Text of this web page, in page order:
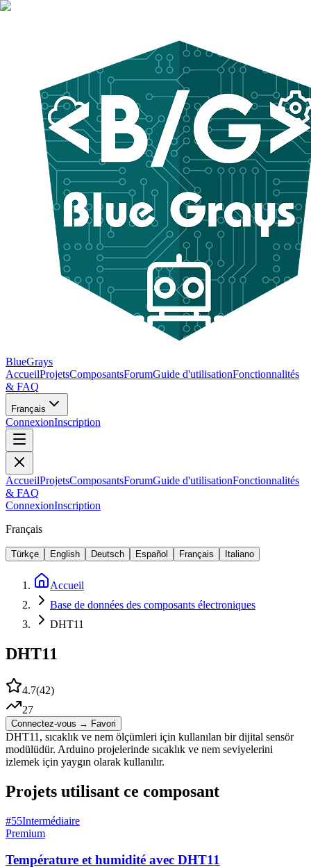
BlueGrays
AccueilProjetsComposantsForumGuide d'utilisationFonctionnalités
& FAQ
Français
ConnexionInscription
AccueilProjetsComposantsForumGuide d'utilisationFonctionnalités
& FAQ
ConnexionInscription
Français
Türkçe English Deutsch Español Français Italiano
Accueil
Base de données des composants électroniques
DHT11
DHT11
4.7(42)
27
Connectez-vous → Favori
DHT11, sıcaklık ve nem ölçümleri için kullanılan bir dijital sensör
modülüdür. Arduino projelerinde sıcaklık ve nem seviyelerini
izlemek için yaygın olarak kullanılır.
Projets utilisant ce composant
#55Intermédiaire
Premium
Température et humidité avec DHT11